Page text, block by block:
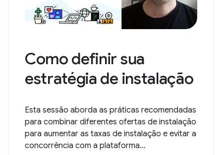
Como definir sua
estratégia de instalação
Esta sessão aborda as práticas recomendadas
para combinar diferentes ofertas de instalação
para aumentar as taxas de instalação e evitar a
concorrência com a plataforma...